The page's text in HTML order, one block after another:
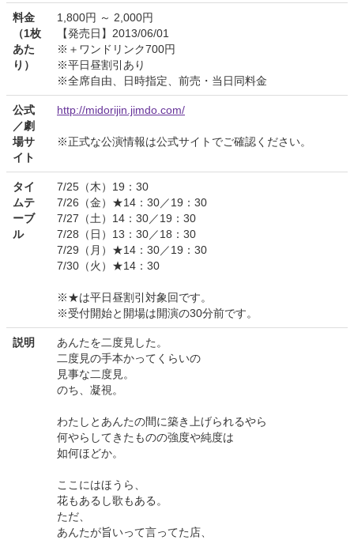
料金
（1枚
あた
り）
1,800円 ～ 2,000円
【発売日】2013/06/01
※＋ワンドリンク700円
※平日昼割引あり
※全席自由、日時指定、前売・当日同料金
公式
／劇
場サ
イト
http://midorijin.jimdo.com/
※正式な公演情報は公式サイトでご確認ください。
タイ
ムテ
ーブ
ル
7/25（木）19：30
7/26（金）★14：30／19：30
7/27（土）14：30／19：30
7/28（日）13：30／18：30
7/29（月）★14：30／19：30
7/30（火）★14：30
※★は平日昼割引対象回です。
※受付開始と開場は開演の30分前です。
説明
あんたを二度見した。
二度見の手本かってくらいの
見事な二度見。
のち、凝視。
わたしとあんたの間に築き上げられるやら
何やらしてきたものの強度や純度は
如何ほどか。
ここにはほうら、
花もあるし歌もある。
ただ、
あんたが旨いって言ってた店、